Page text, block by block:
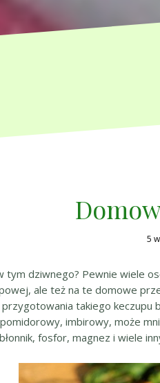
5
tym dziwnego? Pewnie wiele
ale też na te domowe
takiego keczupu
imbirowy, może
fosfor, magnez i wiele